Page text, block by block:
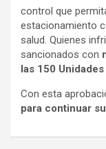
control que
estacionamiento
salud. Quienes
sancionados con
las 150
Con esta
para continuar